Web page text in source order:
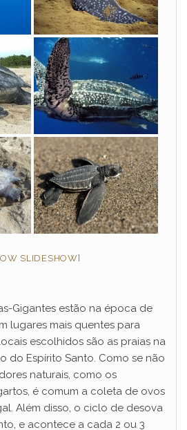
SLIDESHOW]
Gigantes estão na época de
lugares mais quentes para
escolhidos são as praias na
do Espírito Santo. Como se não
naturais, como os
é comum a coleta de ovos
Além disso, o ciclo de desova
e acontece a cada 2 ou 3